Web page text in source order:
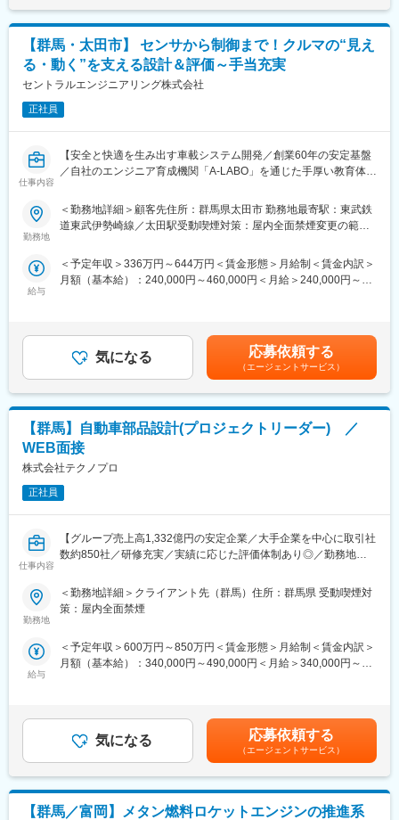
い、それに基づいた設計、開発試験計画の立案や試験評価のとり
まとめなどを進めていただきます。
・海外案件（国際共同開発案件や海外ライセンスの設計・製造
等）
Lアメリカを始めとした同盟国の政府やシステムプライムメーカー
が顧客となるため、英語を使用した業務が発生します。防衛事業
の成長・拡大へ向けて、将来の防衛装備品に関する製品の立ち上
げに関わることができるポジションです。
※ご経験や志向によって、同部署の別グループ（防衛装備品グルー
プ）ポジションをご提案することがあります。
■組織構成
国防に資する誘導弾や、海外との共同開発案件など引き合いが増
グループいずれかに配属となり、特定の型式に関する製品開発プ
ロジェクトに参画いただきます。
上がりを間近で見ることができます。
・規模の大きな燃焼試験にもエンジニアとして携わることがで
き、最終的な出来上がりの達成感や面白さを味わうことができま
■配属部署：
※ご入社時に、本事業を担当する(株)IHIエアロスペースに出向・勤
務いただきます。
〒370-2398 群馬県富岡市藤木900番地
＜案件管理番号：01040031＞
変更の範囲：会社の定める業務
定手当を含めた表記です。
【群馬・太田市】 センサから制御まで！クルマの“見え
る・動く”を支える設計＆評価～手当充実
セントラルエンジニアリング株式会社
正社員
仕事内容
【安全と快適を生み出す車載システム開発／創業60年の安定基盤
／自社のエンジニア育成機関「A-LABO」を通じた手厚い教育体制
■業務内容：
■業務詳細：
・自動車用電子制御システムの機能設計、プログラム設計、評価
・業務を行う上で必要な関係部署やサプライヤとの調整、進捗管
理、業務計画立案、関連内容調査、資料作成 等
■使用ツール：
・C／C＋＋
・CATIA V5
・Microsoft Office全般
・Pytyon
成長をバックアップ。基礎研修をはじめ、スキルアップ、キャリ
アアップセミナー、エンジニア交流などを行えるスペースです。
ン力、リーダー・マネージャークラスの育成など、テクニカル×ヒ
ューマンスキルの両軸で育成に取り組んでいます。また「A-
いく方針。
野などの業界約300社の大手メーカーに技術を提供。まだ世に出
ていない新製品の開発など様々なプロジェクトに参画し、創業か
ら60年日本のモノづくりを支え続けています。
試作～資材調達～開発設計～製造（自社工場）とワンストップで
お客様のご要望に対応できることが最大の強み。また、夕方街に
流れる「夕焼け小焼け」の防災無線用のアンプは全国約40,000箇
所に設置された自社製品です。今後の高齢化社会を見据え、医療
勤務地
＜勤務地詳細＞顧客先住所：群馬県太田市 勤務地最寄駅：東武鉄
道東武伊勢崎線／太田駅受動喫煙対策：屋内全面禁煙変更の範
給与
＜予定年収＞336万円～644万円＜賃金形態＞月給制＜賃金内訳＞
月額（基本給）：240,000円～460,000円＜月給＞240,000円～
じて上下する可能性があります。月給(月額)は固定手当を含めた表
記です。気になる 応募依頼する
（エージェントサービス）
【群馬】自動車部品設計(プロジェクトリーダー) ／
WEB面接
株式会社テクノプロ
正社員
仕事内容
【グループ売上高1,332億円の安定企業／大手企業を中心に取引社
数約850社／研修充実／実績に応じた評価体制あり◎／勤務地相
■業務概要：
ていただきます。
【変更の範囲：会社の定める業務】
書の作成、構想書類の作成
・車両へ搭載するための内装電装部品(コックピット内のスイッチ
類)配置レイアウト検討
社内関連部署・サプライヤーとの調整業務、図面・仕様書作成
・量産車両の市場不具合・供給課題に対して、計画の立案、要因
の解析、対策の立案
勤務地
＜勤務地詳細＞クライアント先（群馬）住所：群馬県 受動喫煙対
策：屋内全面禁煙
給与
＜予定年収＞600万円～850万円＜賃金形態＞月給制＜賃金内訳＞
月額（基本給）：340,000円～490,000円＜月給＞340,000円～
る場合あり賃金はあくまでも目安の金額であり、選考を通じて上
下する可能性があります。月給(月額)は固定手当を含めた表記で
す。
気になる 応募依頼する
（エージェントサービス）
【群馬／富岡】メタン燃料ロケットエンジンの推進系